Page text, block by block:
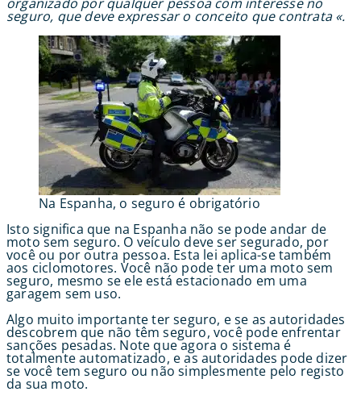
seguro, que deve expressar o conceito que contrata «.
Na Espanha, o seguro é obrigatório
Isto significa que na Espanha não se pode andar de
moto sem seguro. O veículo deve ser segurado, por
você ou por outra pessoa. Esta lei aplica-se também
aos ciclomotores. Você não pode ter uma moto sem
seguro, mesmo se ele está estacionado em uma
garagem sem uso.
Algo muito importante ter seguro, e se as autoridades
descobrem que não têm seguro, você pode enfrentar
sanções pesadas. Note que agora o sistema é
totalmente automatizado, e as autoridades pode dizer
se você tem seguro ou não simplesmente pelo registo
da sua moto.